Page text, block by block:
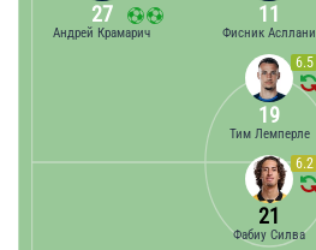
11
Фисник Асллани
27
Андрей Крамарич
6.5
19
Тим Лемперле
6.2
21
Фабиу Силва